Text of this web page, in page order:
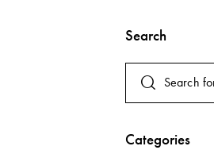
Search
Categories